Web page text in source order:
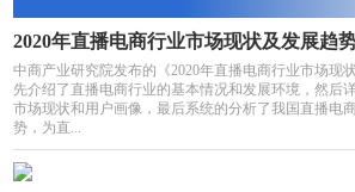
2020年直播电商行业市场现状及发展趋
中商产业研究院发布的《2020年直播电商行业市场现
先介绍了直播电商行业的基本情况和发展环境，然后
市场现状和用户画像，最后系统的分析了我国直播电
势，为直...